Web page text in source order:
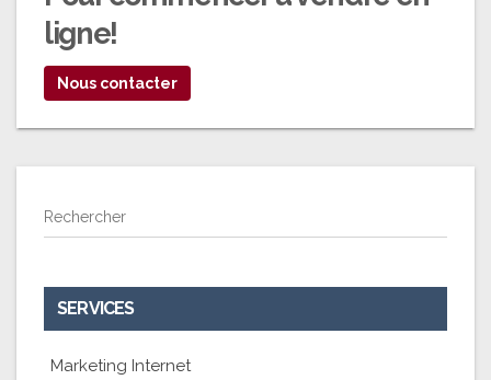
ligne!
Nous contacter
Rechercher
SERVICES
Marketing Internet